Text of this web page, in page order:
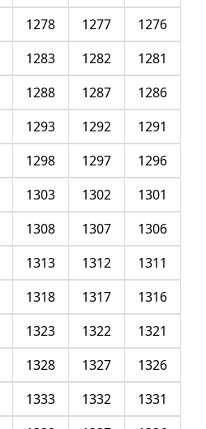
1276
1277
1278
1281
1282
1283
1286
1287
1288
1291
1292
1293
1296
1297
1298
1301
1302
1303
1306
1307
1308
1311
1312
1313
1316
1317
1318
1321
1322
1323
1326
1327
1328
1331
1332
1333